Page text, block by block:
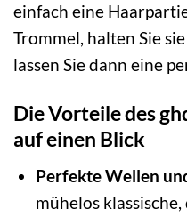
einfach eine
Trommel, halten Sie
lassen Sie dann eine
Die Vorteile des
auf einen Blick
Perfekte Wellen
mühelos